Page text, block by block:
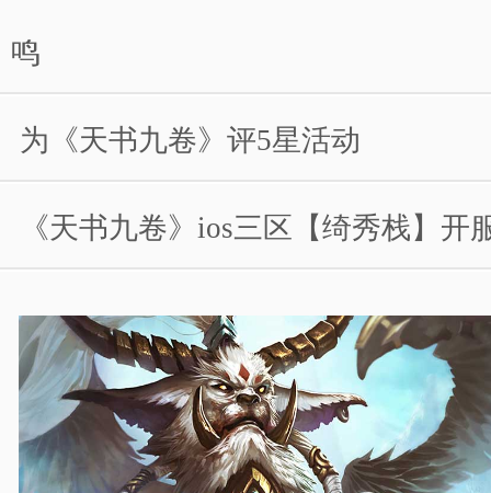
鸣
为《天书九卷》评5星活动
《天书九卷》ios三区【绮秀栈】开